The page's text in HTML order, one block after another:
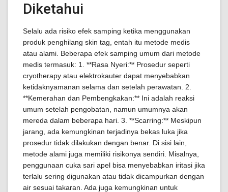
Diketahui
Selalu ada risiko efek samping ketika menggunakan
produk penghilang skin tag, entah itu metode medis
atau alami. Beberapa efek samping umum dari metode
medis termasuk: 1. **Rasa Nyeri:** Prosedur seperti
cryotherapy atau elektrokauter dapat menyebabkan
ketidaknyamanan selama dan setelah perawatan. 2.
**Kemerahan dan Pembengkakan:** Ini adalah reaksi
umum setelah pengobatan, namun umumnya akan
mereda dalam beberapa hari. 3. **Scarring:** Meskipun
jarang, ada kemungkinan terjadinya bekas luka jika
prosedur tidak dilakukan dengan benar. Di sisi lain,
metode alami juga memiliki risikonya sendiri. Misalnya,
penggunaan cuka sari apel bisa menyebabkan iritasi jika
terlalu sering digunakan atau tidak dicampurkan dengan
air sesuai takaran. Ada juga kemungkinan untuk